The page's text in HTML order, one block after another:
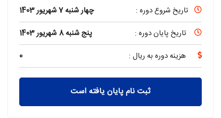
تاریخ شروع دوره :
چهار شنبه 7 شهریور 1403
تاریخ پایان دوره :
پنج شنبه 8 شهریور 1403
هزینه دوره به ریال :
0
ثبت نام پایان یافته است